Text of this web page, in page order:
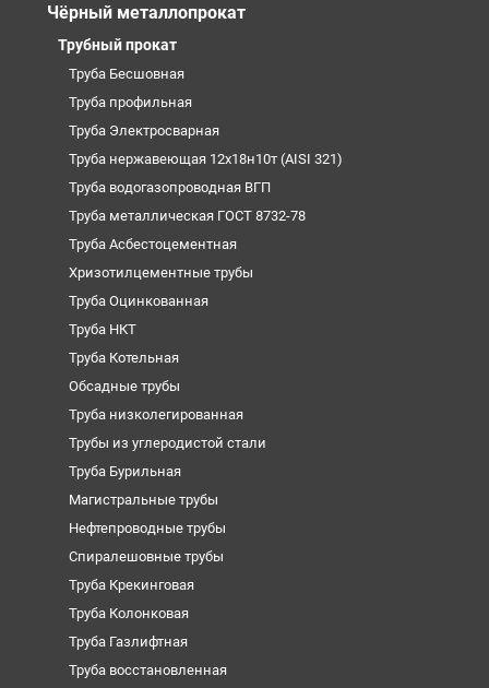
Чёрный металлопрокат
Трубный прокат
Труба Бесшовная
Труба профильная
Труба Электросварная
Труба нержавеющая 12х18н10т (AISI 321)
Труба водогазопроводная ВГП
Труба металлическая ГОСТ 8732-78
Труба Асбестоцементная
Хризотилцементные трубы
Труба Оцинкованная
Труба НКТ
Труба Котельная
Обсадные трубы
Труба низколегированная
Трубы из углеродистой стали
Труба Бурильная
Магистральные трубы
Нефтепроводные трубы
Спиралешовные трубы
Труба Крекинговая
Труба Колонковая
Труба Газлифтная
Труба восстановленная